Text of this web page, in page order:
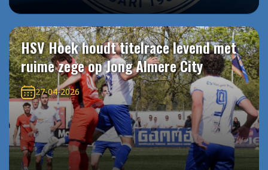
HSV Hoek houdt titelrace levend met
ruime zege op Jong Almere City
27-04-2026